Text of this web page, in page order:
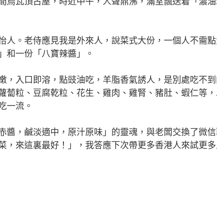
老侍應見我是外來人，說菜式大份，一個人不需
和一份「八寶辣醬」。
口即溶，點豉油吃，羊脂香氣誘人，是別處吃不
蔔粒、豆腐乾粒、花生、雞肉、雞腎、豬肚、蝦仁等
一流。
鹹淡適中，原汁原味」的靈魂，與老闆交換了微
，來這裏最好！」，我答應下次帶更多香港人來試更